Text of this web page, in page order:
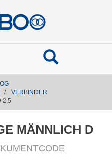
VERBINDER
2,5
MÄNNLICH D